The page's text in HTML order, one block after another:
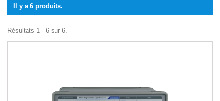
Il y a 6 produits.
Résultats 1 - 6 sur 6.